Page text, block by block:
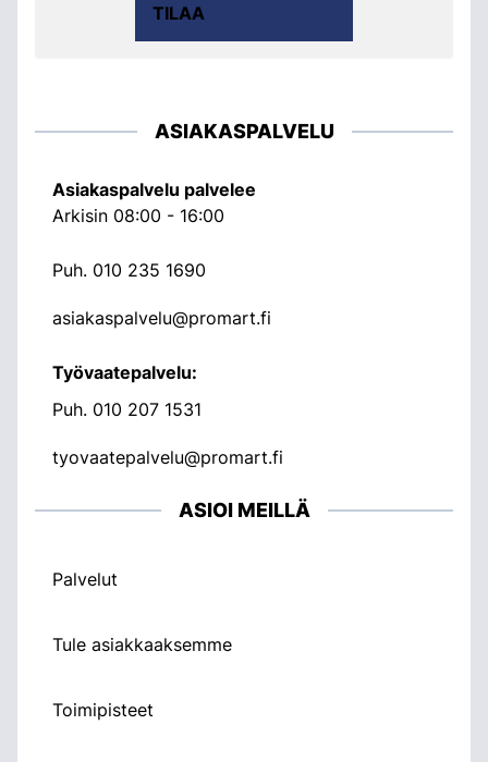
TILAA
ASIAKASPALVELU
Asiakaspalvelu palvelee
Arkisin 08:00 - 16:00
Puh. 010 235 1690
asiakaspalvelu@promart.fi
Työvaatepalvelu:
Puh. 010 207 1531
tyovaatepalvelu@promart.fi
ASIOI MEILLÄ
Palvelut
Tule asiakkaaksemme
Toimipisteet